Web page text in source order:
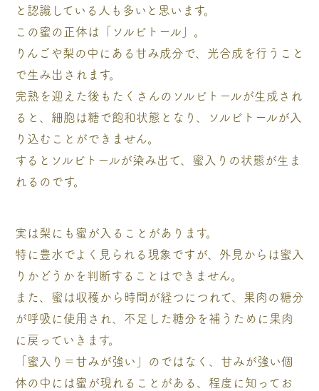
と認識している人も多いと思います。
この蜜の正体は「ソルビトール」。
りんごや梨の中にある甘み成分で、光合成を行うこと
で生み出されます。
完熟を迎えた後もたくさんのソルビトールが生成され
ると、細胞は糖で飽和状態となり、ソルビトールが入
り込むことができません。
するとソルビトールが染み出て、蜜入りの状態が生ま
れるのです。
実は梨にも蜜が入ることがあります。
特に豊水でよく見られる現象ですが、外見からは蜜入
りかどうかを判断することはできません。
また、蜜は収穫から時間が経つにつれて、果肉の糖分
が呼吸に使用され、不足した糖分を補うために果肉
に戻っていきます。
「蜜入り＝甘みが強い」のではなく、甘みが強い個
体の中には蜜が現れることがある、程度に知ってお